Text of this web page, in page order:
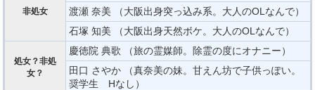
非処女
渡瀬 奈美 （大阪出身突っ込み系。大人のOLなんで）
石塚 知美 （大阪出身天然ボケ。大人のOLなんで）
処女？非処
女？
慶徳院 典歌 （旅の霊媒師。除霊の度にオナニー）
田口 さやか （真奈美の妹。甘えん坊で子供っぽい。
奨学生 Hなし）